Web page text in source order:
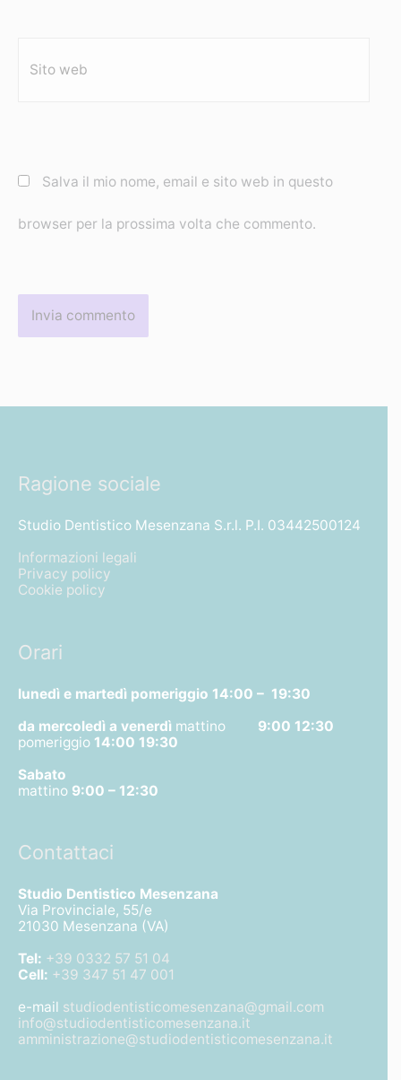
Salva il mio nome, email e sito web in questo
browser per la prossima volta che commento.
Ragione sociale
Studio Dentistico Mesenzana S.r.l. P.I. 03442500124
Informazioni legali
Privacy policy
Cookie policy
Orari
lunedì e martedì pomeriggio 14:00 – 19:30
da mercoledì a venerdì mattino 9:00 12:30
pomeriggio 14:00 19:30
Sabato
mattino 9:00 – 12:30
Contattaci
Studio Dentistico Mesenzana
Via Provinciale, 55/e
21030 Mesenzana (VA)
Tel: +39 0332 57 51 04
Cell: +39 347 51 47 001
e-mail studiodentisticomesenzana@gmail.com
info@studiodentisticomesenzana.it
amministrazione@studiodentisticomesenzana.it